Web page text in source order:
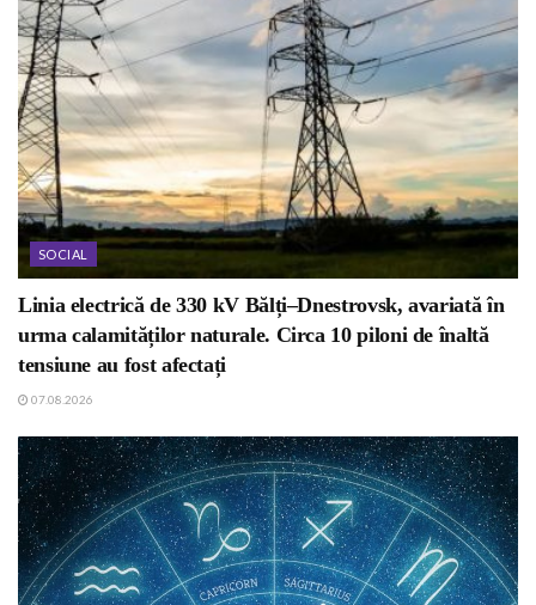
SOCIAL
Linia electrică de 330 kV Bălți–Dnestrovsk, avariată în
urma calamităților naturale. Circa 10 piloni de înaltă
tensiune au fost afectați
07.08.2026